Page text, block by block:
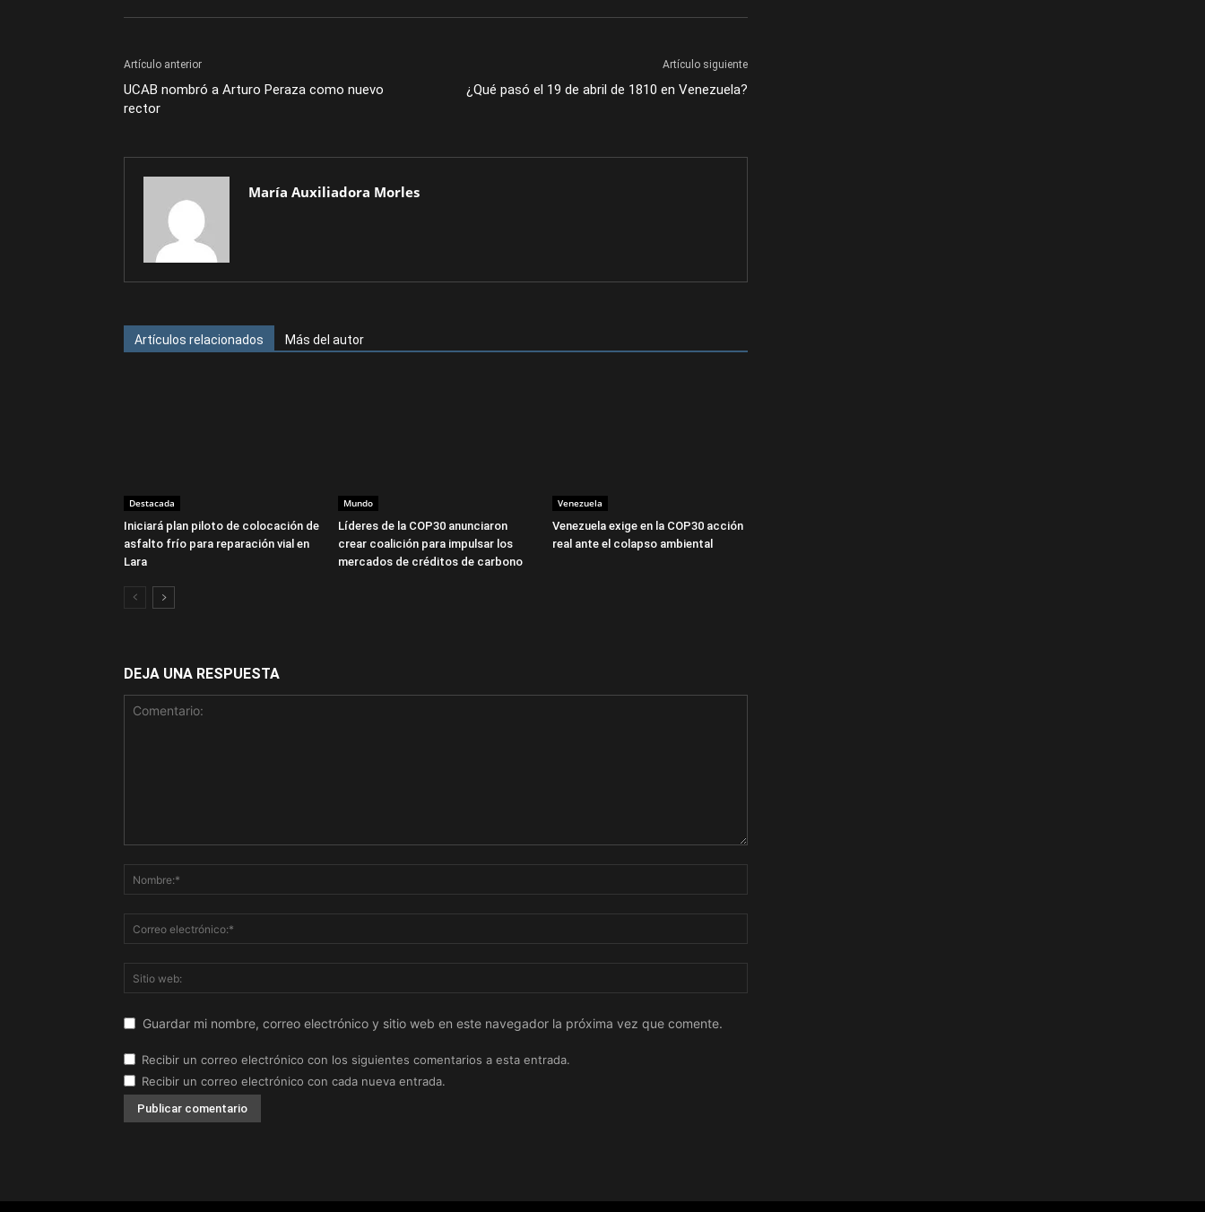
Artículo anterior
UCAB nombró a Arturo Peraza como nuevo
rector
Artículo siguiente
¿Qué pasó el 19 de abril de 1810 en Venezuela?
María Auxiliadora Morles
Artículos relacionados Más del autor
Destacada
Iniciará plan piloto de colocación de
asfalto frío para reparación vial en
Lara
Mundo
Líderes de la COP30 anunciaron
crear coalición para impulsar los
mercados de créditos de carbono
Venezuela
Venezuela exige en la COP30 acción
real ante el colapso ambiental
DEJA UNA RESPUESTA
Guardar mi nombre, correo electrónico y sitio web en este navegador la próxima vez que comente.
Recibir un correo electrónico con los siguientes comentarios a esta entrada.
Recibir un correo electrónico con cada nueva entrada.